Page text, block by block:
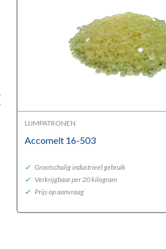
LIJMPATRONEN
Accomelt 16-503
✓ Grootschalig industrieel gebruik
✓ Verkrijgbaar per 20 kilogram
✓ Prijs op aanvraag